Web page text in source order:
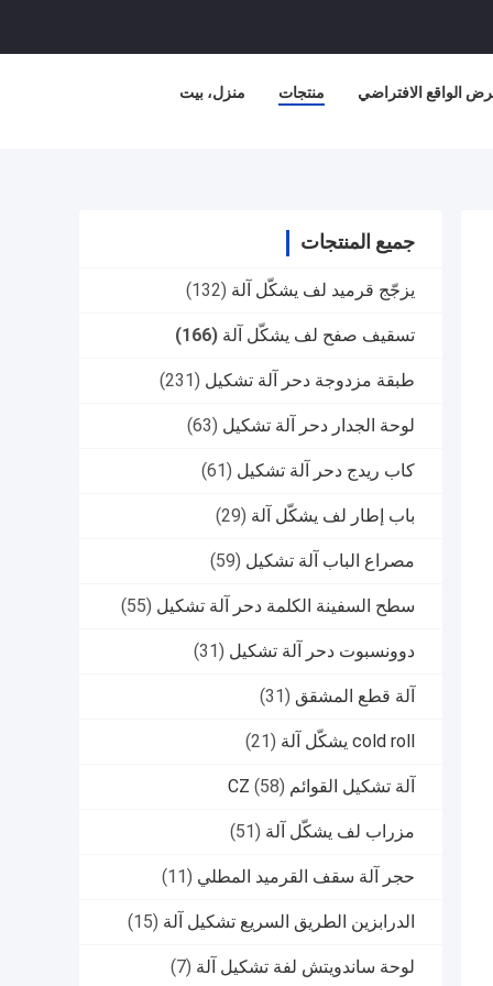
منزل، بيت منتجات الواقع الافتراضي
جميع المنتجات
يزجّج قرميد لف يشكّل آلة (132)
تسقيف صفح لف يشكّل آلة (166)
طبقة مزدوجة دحر آلة تشكيل (231)
لوحة الجدار دحر آلة تشكيل (63)
كاب ريدج دحر آلة تشكيل (61)
باب إطار لف يشكّل آلة (29)
مصراع الباب آلة تشكيل (59)
سطح السفينة الكلمة دحر آلة تشكيل (55)
دوونسبوت دحر آلة تشكيل (31)
آلة قطع المشقق (31)
cold roll يشكّل آلة (21)
آلة تشكيل القوائم CZ (58)
مزراب لف يشكّل آلة (51)
حجر آلة سقف القرميد المطلي (11)
الدرابزين الطريق السريع تشكيل آلة (15)
لوحة ساندويتش لفة تشكيل آلة (7)